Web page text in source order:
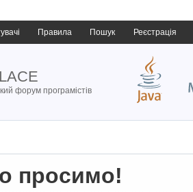
Правила Пошук Реєстрація
форум програмістів
просимо!